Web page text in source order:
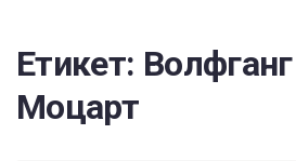
Етикет:
Моцарт